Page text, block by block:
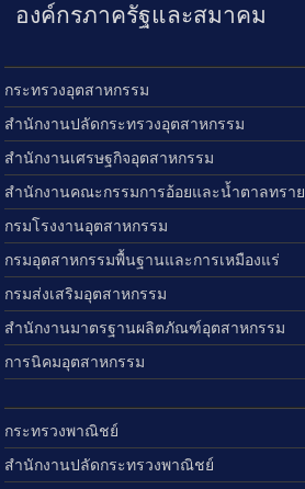
องค์กรภาครัฐและสมาคม
กระทรวงอุตสาหกรรม
สำนักงานปลัดกระทรวงอุตสาหกรรม
สำนักงานเศรษฐกิจอุตสาหกรรม
สำนักงานคณะกรรมการอ้อยและน้ำตาลทราย
กรมโรงงานอุตสาหกรรม
กรมอุตสาหกรรมพื้นฐานและการเหมืองแร่
กรมส่งเสริมอุตสาหกรรม
สำนักงานมาตรฐานผลิตภัณฑ์อุตสาหกรรม
การนิคมอุตสาหกรรม
กระทรวงพาณิชย์
สำนักงานปลัดกระทรวงพาณิชย์